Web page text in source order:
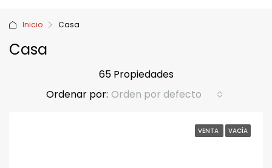
Inicio Casa
Casa
65 Propiedades
Ordenar por: Orden por defecto
VENTA VACÍA